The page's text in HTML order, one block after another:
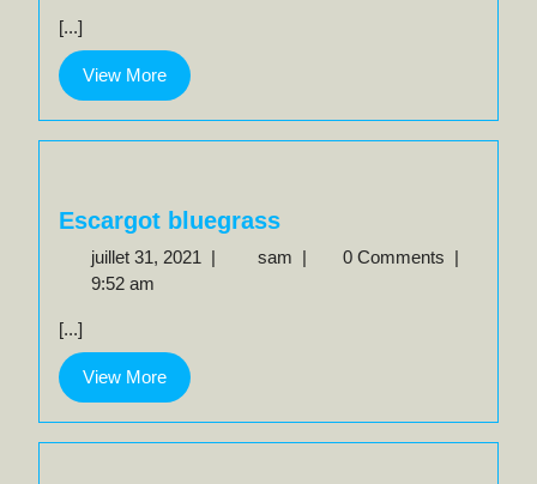
[...]
View MoreView
More
Escargot bluegrass
juillet 31, 2021
juillet
| sam Escargot
| 0 Comments |
9:52 am
[...]
View MoreView
More